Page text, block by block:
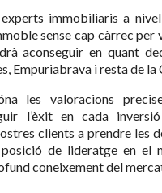
immobiliaris a
sense cap càrrec per
aconseguir en quant
Empuriabrava i resta de la
les valoracions
l’èxit en cada
clients a prendre les
de lideratge en el
coneixement del